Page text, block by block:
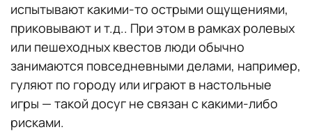
испытывают какими-то острыми ощущениями,
приковывают и т.д.. При этом в рамках ролевых
или пешеходных квестов люди обычно
занимаются повседневными делами, например,
гуляют по городу или играют в настольные
игры — такой досуг не связан с какими-либо
рисками.